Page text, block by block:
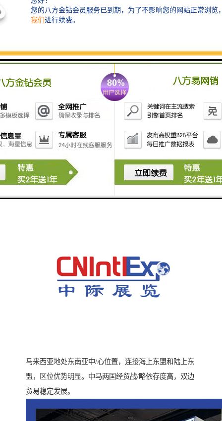
中国制造企业可以通过与马来西亚贸易商的合作，产品
马来西亚地处东南亚中/心位置，连接海上东盟和陆上东
盟，区位优势明显。中马两国经贸战/略依存度高，双边
贸易稳定发展。